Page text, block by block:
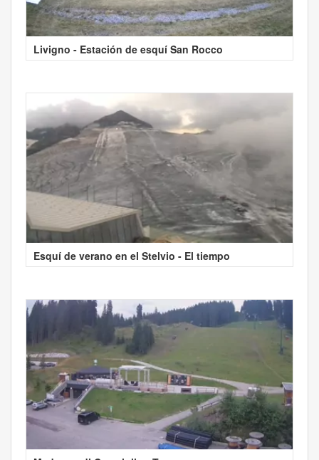
Livigno - Estación de esquí San Rocco
Esquí de verano en el Stelvio - El tiempo